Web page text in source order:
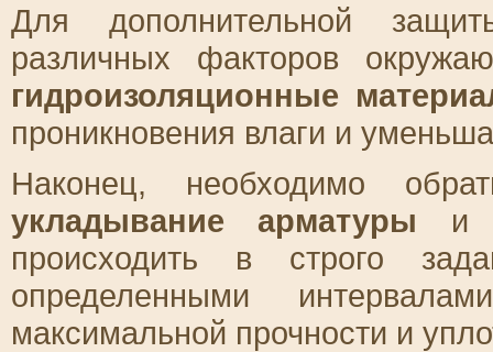
Для дополнительной
различных факторов
гидроизоляционные
проникновения влаги и
Наконец, необходимо
укладывание арматуры
происходить в строго
определенными
максимальной прочности и